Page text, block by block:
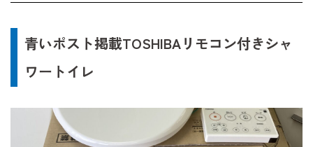
青いポスト掲載TOSHIBAリモコン付きシャ
ワートイレ